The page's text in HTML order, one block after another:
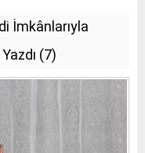
İmkânlarıyla
(7)